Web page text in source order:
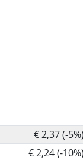
€ 2,37 (-
€ 2,24 (-